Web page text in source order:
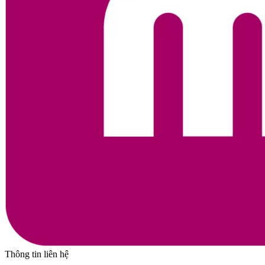
Thông tin liên hệ